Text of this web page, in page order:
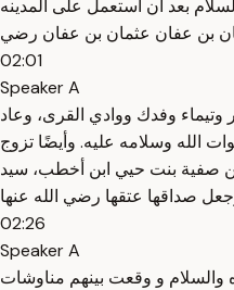
بعد ان استعمل على المدينه
بن عفان عثمان بن عفان رضي
02:01
Speaker A
وفدك ووادي القرى، وعاد
الله وسلامه عليه. وأيضًا تزوج
صفية بنت حيي ابن أخطب، سيد
02:26
Speaker A
والسلام و وقعت بينهم مناوشات